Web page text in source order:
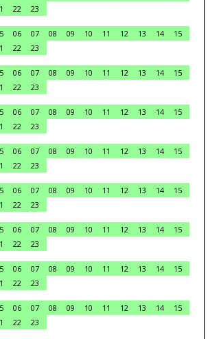
22
23
06 07 08 09 10 11 12 13 14
15
22
23
06 07 08 09 10 11 12 13 14
15
22
23
06 07 08 09 10 11 12 13 14
15
22
23
06 07 08 09 10 11 12 13 14
15
22
23
06 07 08 09 10 11 12 13 14
15
22
23
06 07 08 09 10 11 12 13 14
15
22
23
06 07 08 09 10 11 12 13 14
15
22
23
06 07 08 09 10 11 12 13 14
15
22
23